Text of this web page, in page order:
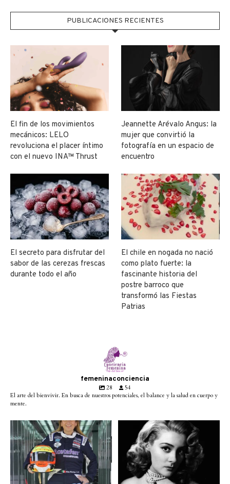
PUBLICACIONES RECIENTES
El fin de los movimientos
mecánicos: LELO
revoluciona el placer íntimo
con el nuevo INA™ Thrust
Jeannette Arévalo Angus: la
mujer que convirtió la
fotografía en un espacio de
encuentro
El secreto para disfrutar del
sabor de las cerezas frescas
durante todo el año
El chile en nogada no nació
como plato fuerte: la
fascinante historia del
postre barroco que
transformó las Fiestas
Patrias
femeninaconciencia
28
54
El arte del bienvivir. En busca de nuestros potenciales, el balance y la salud en cuerpo y
mente.
Conoce a @betty_racing08
la piloto mexicana que ...
3 0
Descanse en paz la gran
diva del cine mexicano
2 0